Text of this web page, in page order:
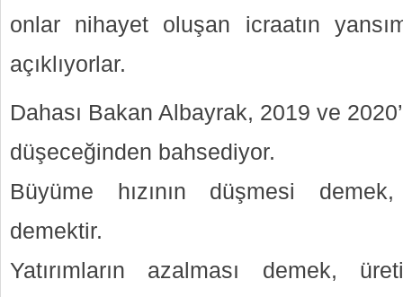
onlar nihayet oluşan icraatın
açıklıyorlar.
Dahası Bakan Albayrak, 2019 ve
düşeceğinden bahsediyor.
Büyüme hızının düşmesi demek,
demektir.
Yatırımların azalması demek,